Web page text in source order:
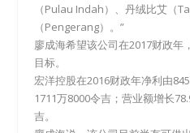
（Pulau Indah）、丹绒比艾（
（Pengerang）。”
廖成海希望该公司在2017财政年
目标。
宏洋控股在2016财政年净利由
1711万8000令吉；营业额增长
吉。